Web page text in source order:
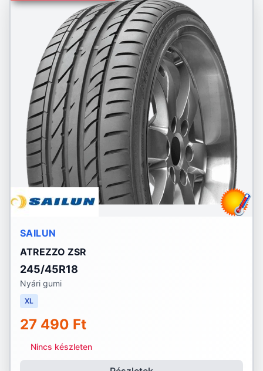
SAILUN
ATREZZO ZSR
245/45R18
Nyári gumi
XL
27 490 Ft
Nincs készleten